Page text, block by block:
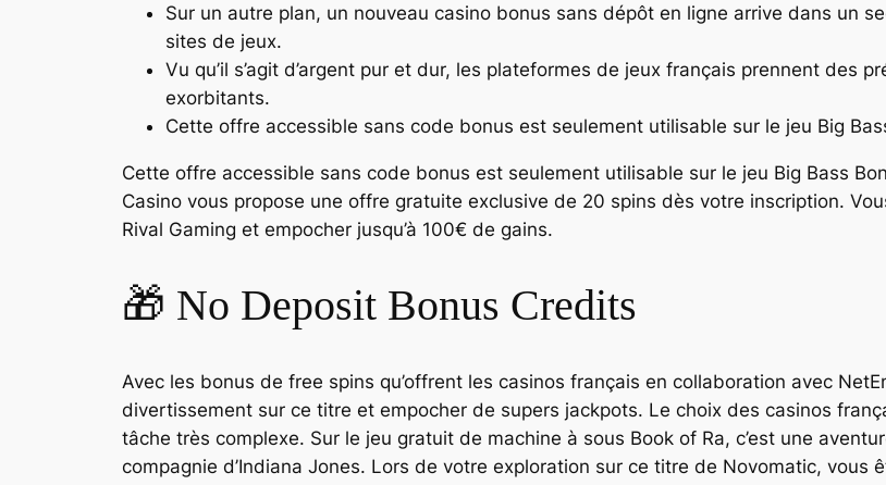
Sur un autre plan, un nouveau casino bonus sans dépôt en ligne arrive dans un
sites de jeux.
Vu qu’il s’agit d’argent pur et dur, les plateformes de jeux français prennent des
exorbitants.
Cette offre accessible sans code bonus est seulement utilisable sur le jeu Big
Cette offre accessible sans code bonus est seulement utilisable sur le jeu Big Bass
Casino vous propose une offre gratuite exclusive de 20 spins dès votre inscription.
Rival Gaming et empocher jusqu’à 100€ de gains.
🎁 No Deposit Bonus Credits
Avec les bonus de free spins qu’offrent les casinos français en collaboration avec
divertissement sur ce titre et empocher de supers jackpots. Le choix des casinos
tâche très complexe. Sur le jeu gratuit de machine à sous Book of Ra, c’est une
compagnie d’Indiana Jones. Lors de votre exploration sur ce titre de Novomatic, vous